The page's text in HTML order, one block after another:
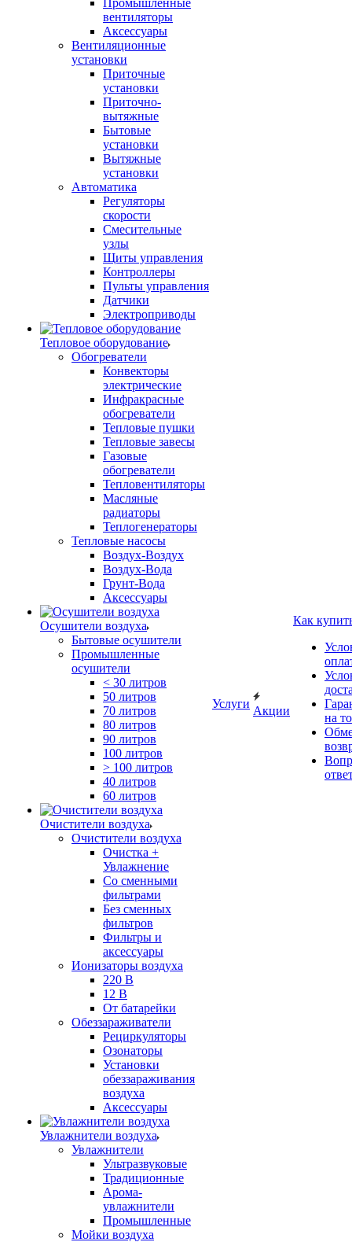
Промышленные
вентиляторы
Аксессуары
Вентиляционные
установки
Приточные
установки
Приточно-
вытяжные
Бытовые
установки
Вытяжные
установки
Автоматика
Регуляторы
скорости
Смесительные
узлы
Щиты управления
Контроллеры
Пульты управления
Датчики
Электроприводы
Тепловое оборудование
Обогреватели
Конвекторы
электрические
Инфракрасные
обогреватели
Тепловые пушки
Тепловые завесы
Газовые
обогреватели
Тепловентиляторы
Масляные
радиаторы
Теплогенераторы
Тепловые насосы
Воздух-Воздух
Воздух-Вода
Грунт-Вода
Аксессуары
Осушители воздуха
Бытовые осушители
Промышленные
осушители
< 30 литров
50 литров
70 литров
80 литров
90 литров
100 литров
> 100 литров
40 литров
60 литров
Очистители воздуха
Очистители воздуха
Очистка +
Увлажнение
Cо сменными
фильтрами
Без сменных
фильтров
Фильтры и
аксессуары
Ионизаторы воздуха
220 В
12 В
От батарейки
Обеззараживатели
Рециркуляторы
Озонаторы
Установки
обеззараживания
воздуха
Аксессуары
Увлажнители воздуха
Увлажнители
Ультразвуковые
Традиционные
Арома-
увлажнители
Промышленные
Мойки воздуха
Услуги
Акции
Как
на